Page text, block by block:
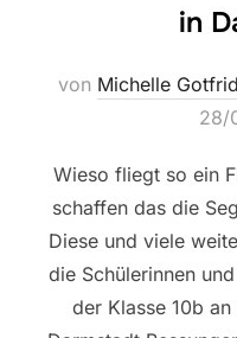
in
von Michelle Gotfrid
28/
Wieso fliegt so ein
schaffen das die
Diese und viele
die Schülerinnen
der Klasse 10b